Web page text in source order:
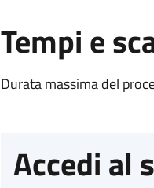
Tempi e
Durata massima del
Accedi al